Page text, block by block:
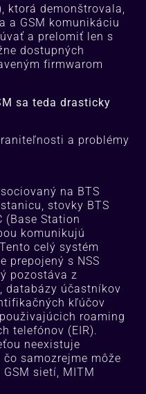
ktorá demonštrovala,
a GSM komunikáciu
a prelomiť len s
dostupných
firmwarom
sa teda drasticky
a problémy
na BTS
stovky BTS
(Base Station
komunikujú
celý systém
prepojený s NSS
pozostáva z
databázy účastníkov
kľúčov
roaming
telefónov (EIR).
neexistuje
samozrejme môže
sietí, MITM